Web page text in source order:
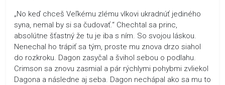
„No keď chceš Veľkému zlému vlkovi ukradnúť jediného
syna, nemal by si sa čudovať.“ Chechtal sa princ,
absolútne šťastný že tu je iba s ním. So svojou láskou.
Nenechal ho trápiť sa tým, proste mu znova drzo siahol
do rozkroku. Dagon zasyčal a švihol sebou o podlahu.
Crimson sa znovu zasmial a pár rýchlymi pohybmi zvliekol
Dagona a následne aj seba. Dagon nechápal ako sa mu to